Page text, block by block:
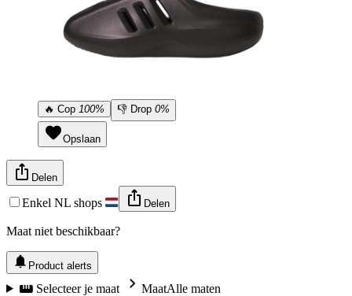
🔥 Cop 100% 👎 Drop 0%
Opslaan
Delen
Enkel NL shops Delen
Maat niet beschikbaar?
Product alerts
Selecteer je maat MaatAlle maten